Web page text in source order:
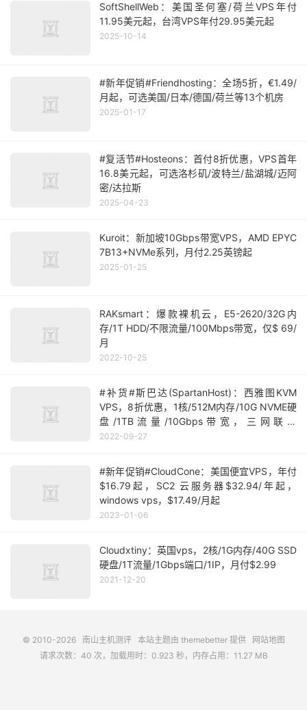
SoftShellWeb：美国圣何塞/荷兰VPS年付
11.95美元起，台湾VPS年付29.95美元起
2025-10-14
#新年促销#Friendhosting：全场5折，€1.49/
月起，可选美国/日本/德国/荷兰等13个机房
2025-01-17
#复活节#Hosteons：首付8折优惠，VPS首年
16.8美元起，可选洛杉矶/波特兰/盐湖城/迈阿
密/达拉斯
2025-04-23
Kuroit：新加坡10Gbps带宽VPS，AMD EPYC
7B13+NVMe系列，月付2.25英镑起
2025-01-25
RAKsmart：爆款裸机云，E5-2620/32G内
存/1T HDD/不限流量/100Mbps带宽，仅$ 69/
月
2022-10-25
#补货#斯巴达(SpartanHost)：西雅图KVM
VPS，8折优惠，1核/512M内存/10G NVME硬
盘/1TB流量/10Gbps带宽，三网联通
4837，$3.5/月起
2022-09-27
#新年促销#CloudCone：美国便宜VPS，年付
$16.79起，SC2 云服务器$32.94/年起，
windows vps，$17.49/月起
2023-01-06
Cloudxtiny：英国vps，2核/1G内存/40G SSD
硬盘/1T流量/1Gbps端口/1IP，月付$2.99
2021-12-20
© 2010-2026 南山主机测评本站主题由 themebetter提供
网站地图
请求次数：40 次，加载用时：0.923 秒，内存占用：11.27 MB